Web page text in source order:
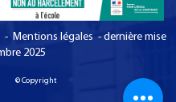
Mentions légales - dernière mise
2025
© Copyright